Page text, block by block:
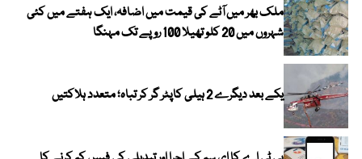
ملک بھر میں آٹے کی قیمت میں اضافہ، ایک ہفتے میں کئی
شہروں میں 20 کلو تھیلا 100 روپے تک مہنگا
یکے بعد دیگرے 2 ہیلی کاپٹر گر کر تباہ؛ متعدد ہلاکتیں